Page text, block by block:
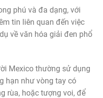
phú và đa dạng, với
tin liên quan đến việc
về văn hóa giải đen phổ
Mexico thường sử dụng
hạn như vòng tay có
rùa, hoặc tượng voi, để